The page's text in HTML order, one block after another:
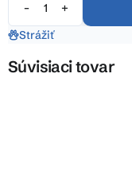
Strážiť
Súvisiaci tovar